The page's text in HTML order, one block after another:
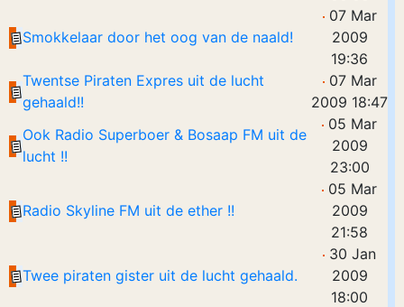
Smokkelaar door het oog van de naald!
07 Mar
2009
19:36
Twentse Piraten Expres uit de lucht
gehaald!!
07 Mar
2009 18:47
Ook Radio Superboer & Bosaap FM uit de
lucht !!
05 Mar
2009
23:00
Radio Skyline FM uit de ether !!
05 Mar
2009
21:58
Twee piraten gister uit de lucht gehaald.
30 Jan
2009
18:00